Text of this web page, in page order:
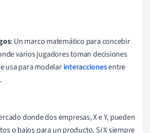
: Un marco matemático para concebir
varios jugadores toman decisiones
usa para modelarinteraccionesentre
donde dos empresas, X e Y, pueden
o bajos para un producto. Si X siempre